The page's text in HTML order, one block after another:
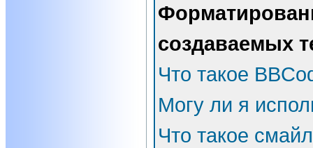
создаваемых
Что такое
Могу ли я
Что такое